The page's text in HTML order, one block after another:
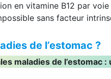
en vitamine B12 par
sans facteur
de l’estomac ?
maladies de l’estomac